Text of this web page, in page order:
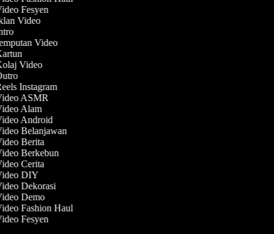
Fesyen
Video
Video
Video
Instagram
ASMR
Alam
Android
Belanjawan
Berita
Berkebun
Cerita
DIY
Dekorasi
Demo
Fashion Haul
Fesyen